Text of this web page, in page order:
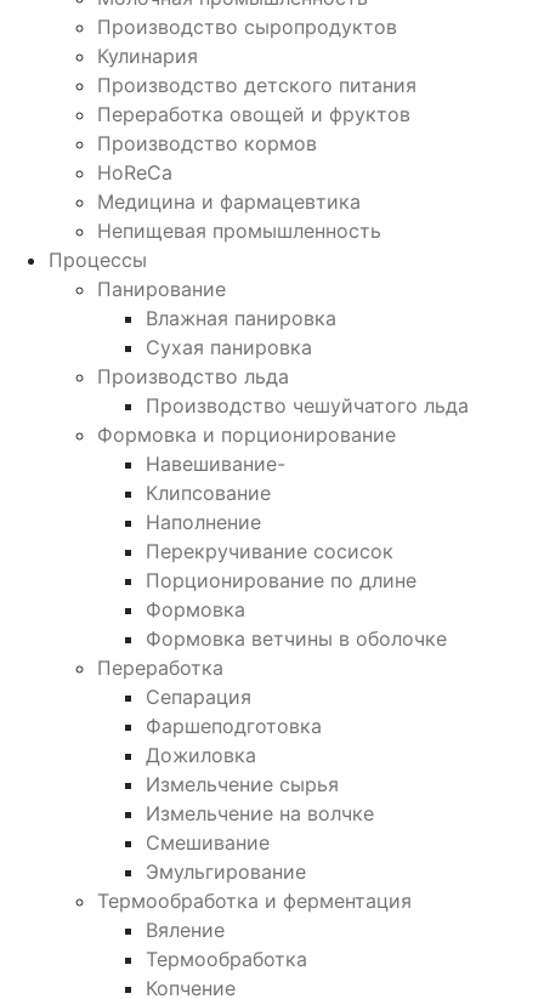
Производство сыропродуктов
Кулинария
Производство детского питания
Переработка овощей и фруктов
Производство кормов
HoReCa
Медицина и фармацевтика
Непищевая промышленность
Процессы
Панирование
Влажная панировка
Сухая панировка
Производство льда
Производство чешуйчатого льда
Формовка и порционирование
Навешивание-
Клипсование
Наполнение
Перекручивание сосисок
Порционирование по длине
Формовка
Формовка ветчины в оболочке
Переработка
Сепарация
Фаршеподготовка
Дожиловка
Измельчение сырья
Измельчение на волчке
Смешивание
Эмульгирование
Термообработка и ферментация
Вяление
Термообработка
Копчение